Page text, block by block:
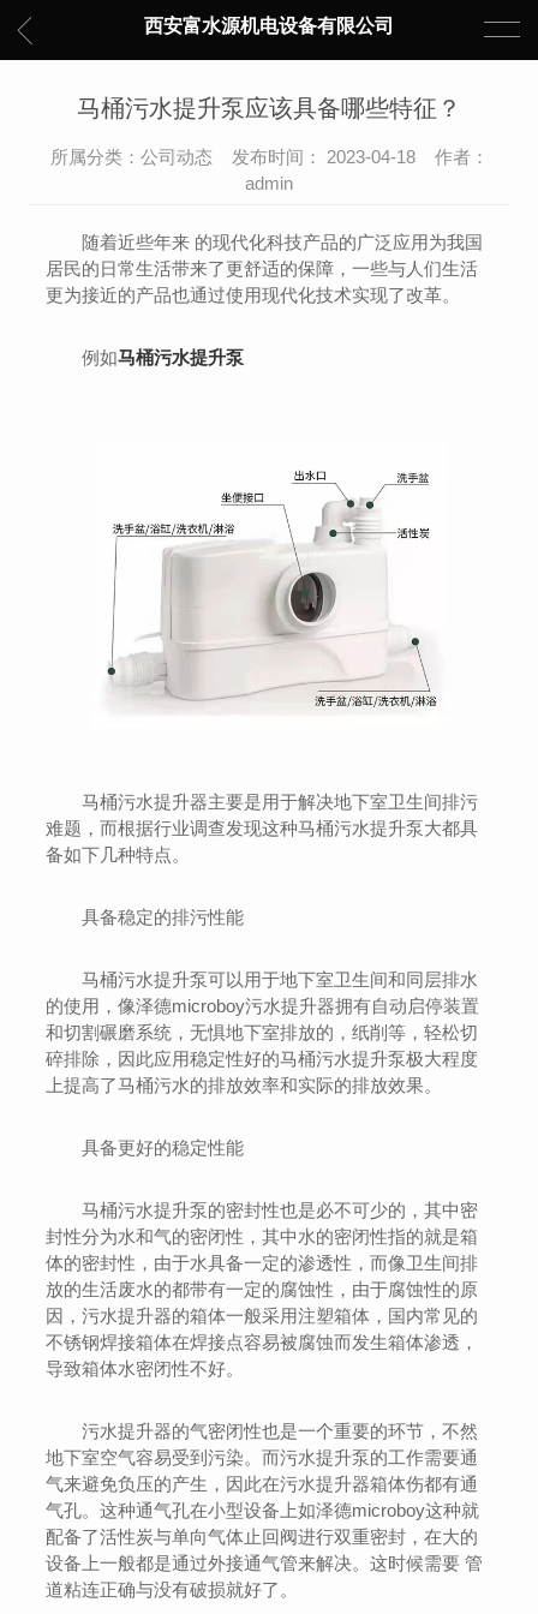
西安富水源机电设备有限公司
马桶污水提升泵应该具备哪些特征？
所属分类：公司动态 发布时间： 2023-04-18 作者：
admin
随着近些年来 的现代化科技产品的广泛应用为我国
居民的日常生活带来了更舒适的保障，一些与人们生活
更为接近的产品也通过使用现代化技术实现了改革。
例如马桶污水提升泵
马桶污水提升器主要是用于解决地下室卫生间排污
难题，而根据行业调查发现这种马桶污水提升泵大都具
备如下几种特点。
具备稳定的排污性能
马桶污水提升泵可以用于地下室卫生间和同层排水
的使用，像泽德microboy污水提升器拥有自动启停装置
和切割碾磨系统，无惧地下室排放的，纸削等，轻松切
碎排除，因此应用稳定性好的马桶污水提升泵极大程度
上提高了马桶污水的排放效率和实际的排放效果。
具备更好的稳定性能
马桶污水提升泵的密封性也是必不可少的，其中密
封性分为水和气的密闭性，其中水的密闭性指的就是箱
体的密封性，由于水具备一定的渗透性，而像卫生间排
放的生活废水的都带有一定的腐蚀性，由于腐蚀性的原
因，污水提升器的箱体一般采用注塑箱体，国内常见的
不锈钢焊接箱体在焊接点容易被腐蚀而发生箱体渗透，
导致箱体水密闭性不好。
污水提升器的气密闭性也是一个重要的环节，不然
地下室空气容易受到污染。而污水提升泵的工作需要通
气来避免负压的产生，因此在污水提升器箱体伤都有通
气孔。这种通气孔在小型设备上如泽德microboy这种就
配备了活性炭与单向气体止回阀进行双重密封，在大的
设备上一般都是通过外接通气管来解决。这时候需要 管
道粘连正确与没有破损就好了。